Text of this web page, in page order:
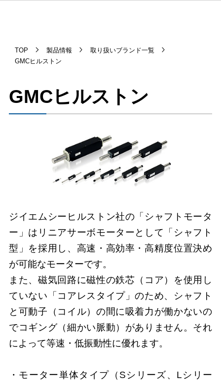
TOP 製品情報
取り扱いブランド一覧
GMCヒルストン
GMCヒルストン
ジイエムシーヒルストン社の「シャフトモータ
ー」はリニアサーボモーターとして「シャフト
型」を採用し、高速・高効率・高精度位置決め
が可能なモーターです。
また、磁気回路に磁性の鉄芯（コア）を使用し
ていない「コアレスタイプ」のため、シャフト
と可動子（コイル）の間に吸着力が働かないの
でコギング（細かい脈動）がありません。それ
によって等速・低振動性に優れます。
・モーター単体タイプ（Sシリーズ、Lシリー